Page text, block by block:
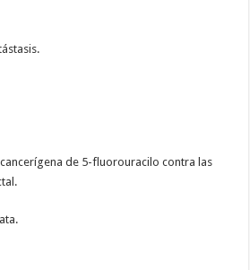
de 5-fluorouracilo contra las